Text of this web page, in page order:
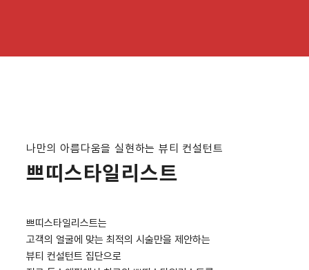
나만의 아름다움을 실현하는 뷰티 컨설턴트
쁘띠스타일리스트
쁘띠스타일리스트는
고객의 얼굴에 맞는 최적의 시술만을 제안하는
뷰티 컨설턴트 집단으로